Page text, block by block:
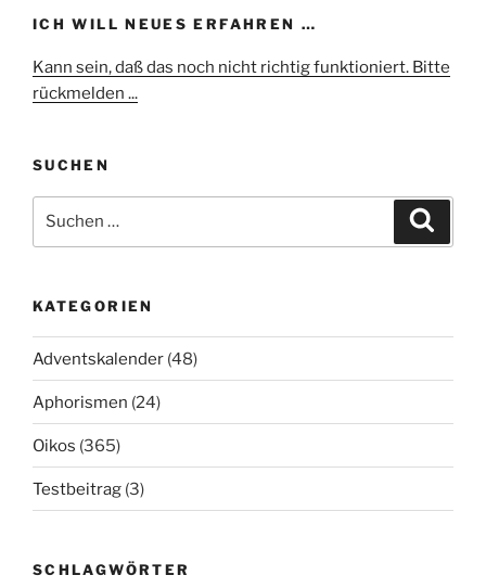
ICH WILL NEUES ERFAHREN …
Kann sein, daß das noch nicht richtig funktioniert. Bitte
rückmelden ...
SUCHEN
nach:
KATEGORIEN
Adventskalender (48)
Aphorismen (24)
Oikos (365)
Testbeitrag (3)
SCHLAGWÖRTER